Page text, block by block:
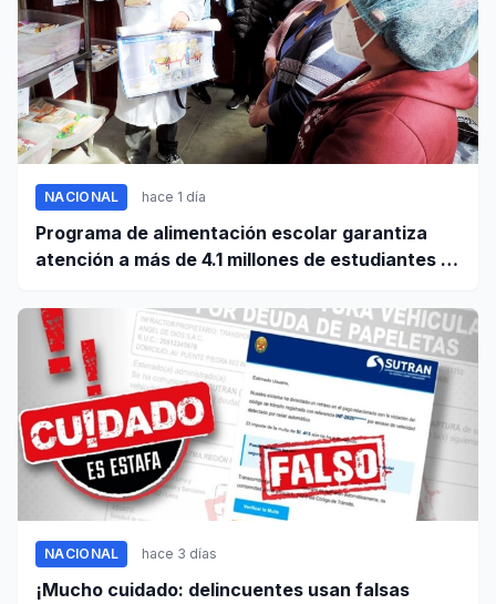
NACIONAL hace 1 día
Programa de alimentación escolar garantiza
atención a más de 4.1 millones de estudiantes a
NACIONAL hace 3 días
¡Mucho cuidado: delincuentes usan falsas